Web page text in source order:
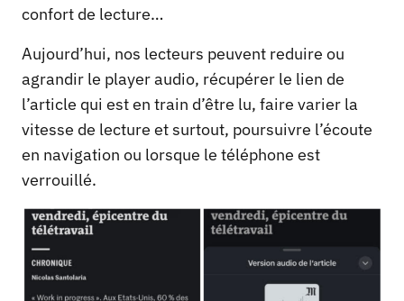
confort de lecture…
Aujourd’hui, nos lecteurs peuvent reduire ou
agrandir le player audio, récupérer le lien de
l’article qui est en train d’être lu, faire varier la
vitesse de lecture et surtout, poursuivre l’écoute
en navigation ou lorsque le téléphone est
verrouillé.